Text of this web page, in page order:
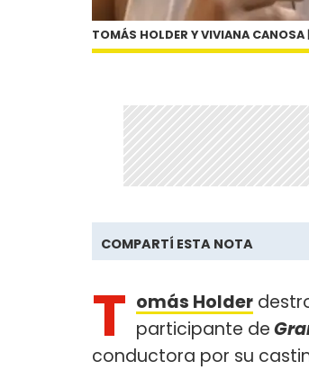
TOMÁS HOLDER Y VIVIANA CANOSA
COMPARTÍ ESTA NOTA
T omás Holder
participante de
conductora por su